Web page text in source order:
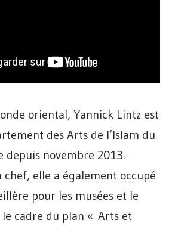
oriental, Yannick Lintz est
des Arts de l’Islam du
depuis novembre 2013.
chef, elle a également occupé
pour les musées et le
cadre du plan « Arts et